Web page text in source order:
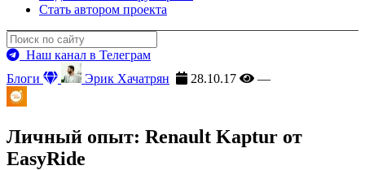
Стать автором проекта
Наш канал в Телеграм
Блоги
Эрик Хачатрян 28.10.17 —
Личный опыт: Renault Kaptur от
EasyRide